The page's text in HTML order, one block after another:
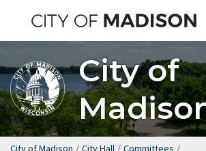
到
主
要
內
容
City of
City of Madison / City Hall / Committees /